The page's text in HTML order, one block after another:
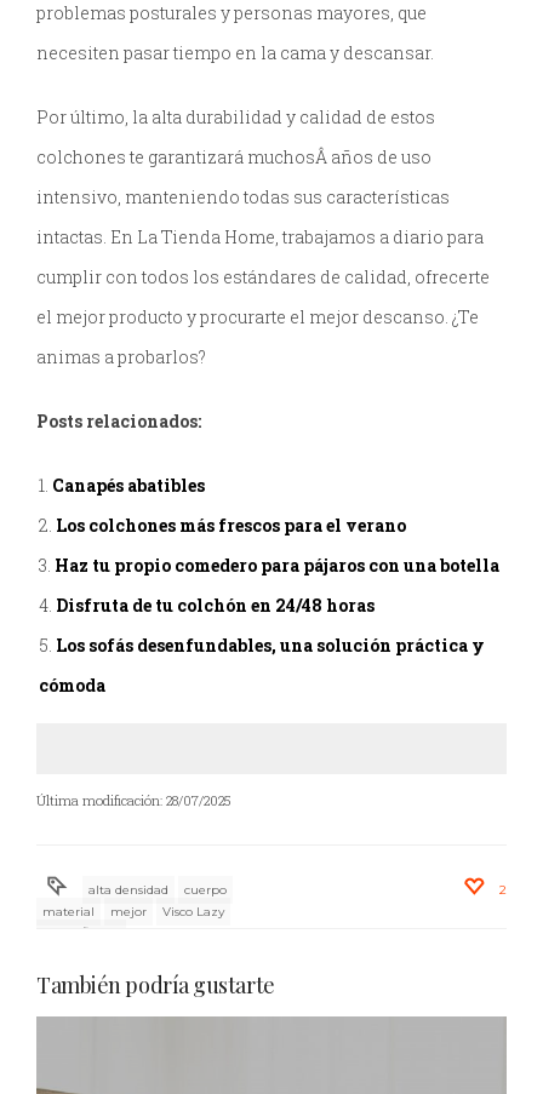
problemas posturales y personas mayores, que
necesiten pasar tiempo en la cama y descansar.
Por último, la alta durabilidad y calidad de estos
colchones te garantizará muchosÂ años de uso
intensivo, manteniendo todas sus características
intactas. En La Tienda Home, trabajamos a diario para
cumplir con todos los estándares de calidad, ofrecerte
el mejor producto y procurarte el mejor descanso. ¿Te
animas a probarlos?
Posts relacionados:
Canapés abatibles
Los colchones más frescos para el verano
Haz tu propio comedero para pájaros con una botella
Disfruta de tu colchón en 24/48 horas
Los sofás desenfundables, una solución práctica y
cómoda
Última modificación: 28/07/2025
alta densidad
cuerpo
material
mejor
Visco Lazy
2
También podría gustarte